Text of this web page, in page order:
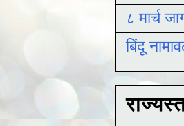
८ मार्च
बिंदू